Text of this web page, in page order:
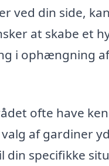
ved din side,
at skabe et
i ophængning
ofte have
af gardiner
din specifikke